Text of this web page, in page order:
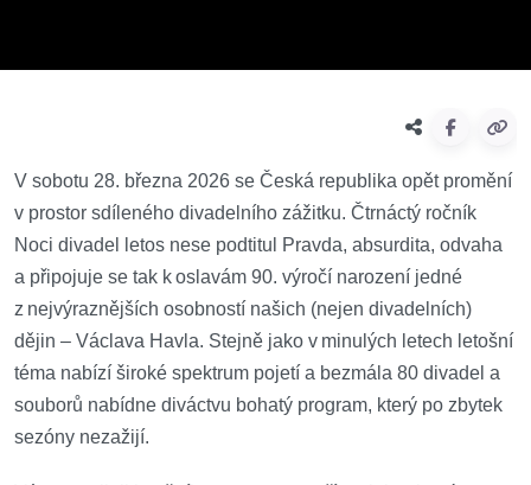
V sobotu 28. března 2026 se Česká republika opět promění
v prostor sdíleného divadelního zážitku. Čtrnáctý ročník
Noci divadel letos nese podtitul Pravda, absurdita, odvaha
a připojuje se tak k oslavám 90. výročí narození jedné
z nejvýraznějších osobností našich (nejen divadelních)
dějin – Václava Havla. Stejně jako v minulých letech letošní
téma nabízí široké spektrum pojetí a bezmála 80 divadel a
souborů nabídne diváctvu bohatý program, který po zbytek
sezóny nezažijí.